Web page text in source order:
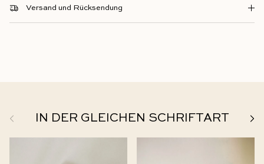
Versand und Rücksendung
Zurück IN DER GLEICHEN SCHRIFTART